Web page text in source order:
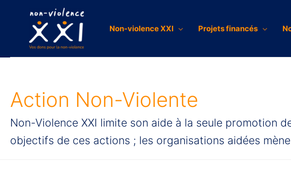
Non-violence XXI Projets financés
Action Non-Violente
Non-Violence XXI limite son aide à la seule promotion
objectifs de ces actions ; les organisations aidées